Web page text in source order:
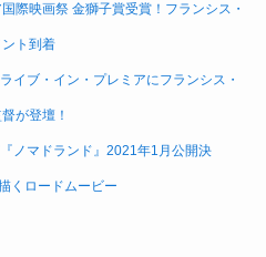
際映画祭 金獅子賞受賞！フランシス・
ト到着
イブ・イン・プレミアにフランシス・
が登壇！
ノマドランド』2021年1月公開決
くロードムービー